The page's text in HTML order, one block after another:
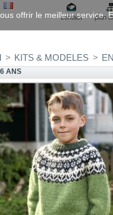
contact plan
> KITS & MODELES >
ANS
offrir le meilleur